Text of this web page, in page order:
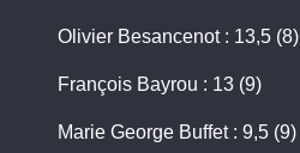
Olivier Besancenot : 13,5 (8)
François Bayrou : 13 (9)
Marie George Buffet : 9,5 (9)